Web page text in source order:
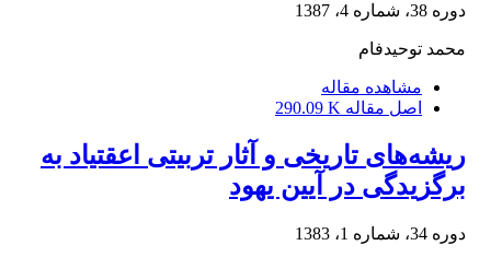
دوره 38، شماره 4، 1387
محمد توحیدفام
مشاهده مقاله
اصل مقاله 290.09 K
ریشه‌های تاریخی و آثار تربیتی اعقتیاد به
برگزیدگی در آیین یهود
دوره 34، شماره 1، 1383